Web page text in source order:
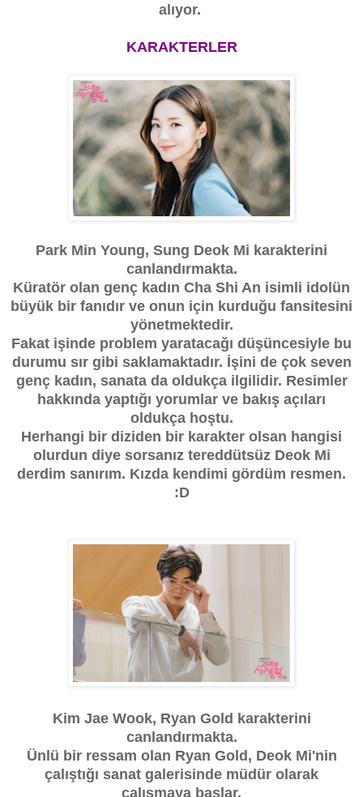
alıyor.
KARAKTERLER
Park Min Young, Sung Deok Mi karakterini
canlandırmakta.
Küratör olan genç kadın Cha Shi An isimli idolün
büyük bir fanıdır ve onun için kurduğu fansitesini
yönetmektedir.
Fakat işinde problem yaratacağı düşüncesiyle bu
durumu sır gibi saklamaktadır. İşini de çok seven
genç kadın, sanata da oldukça ilgilidir. Resimler
hakkında yaptığı yorumlar ve bakış açıları
oldukça hoştu.
Herhangi bir diziden bir karakter olsan hangisi
olurdun diye sorsanız tereddütsüz Deok Mi
derdim sanırım. Kızda kendimi gördüm resmen.
:D
Kim Jae Wook, Ryan Gold karakterini
canlandırmakta.
Ünlü bir ressam olan Ryan Gold, Deok Mi'nin
çalıştığı sanat galerisinde müdür olarak
çalışmaya başlar.